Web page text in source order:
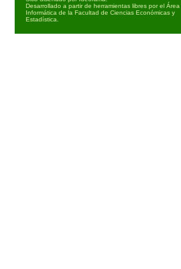
Desarrollado a partir de herramientas libres por el Área
Informática de la Facultad de Ciencias Económicas y
Estadística.